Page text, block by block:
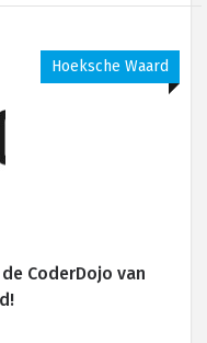
Hoeksche Waard
CoderDojo van